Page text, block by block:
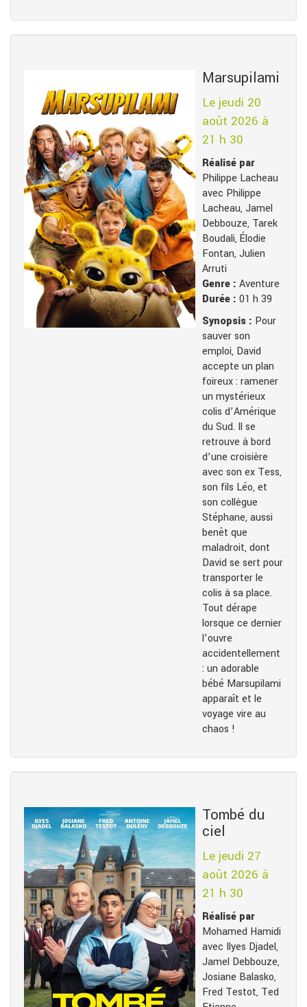
Marsupilami
Le jeudi 20
août 2026 à
21 h 30
Réalisé par
Philippe Lacheau
avec Philippe
Lacheau, Jamel
Debbouze, Tarek
Boudali, Élodie
Fontan, Julien
Arruti
Genre : Aventure
Durée : 01 h 39
Synopsis : Pour
sauver son
emploi, David
accepte un plan
foireux : ramener
un mystérieux
colis d’Amérique
du Sud. Il se
retrouve à bord
d’une croisière
avec son ex Tess,
son fils Léo, et
son collègue
Stéphane, aussi
benêt que
maladroit, dont
David se sert pour
transporter le
colis à sa place.
Tout dérape
lorsque ce dernier
l’ouvre
accidentellement
: un adorable
bébé Marsupilami
apparaît et le
voyage vire au
chaos !
Tombé du
ciel
Le jeudi 27
août 2026 à
21 h 30
Réalisé par
Mohamed Hamidi
avec Ilyes Djadel,
Jamel Debbouze,
Josiane Balasko,
Fred Testot, Ted